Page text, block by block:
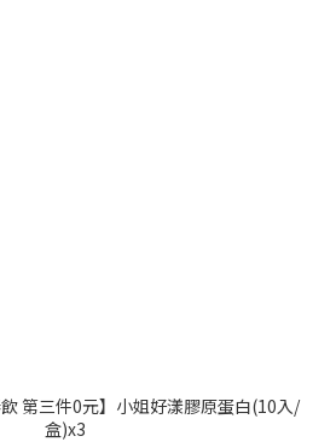
第三件0元】小姐好漾膠原蛋白(10入/
盒)x3